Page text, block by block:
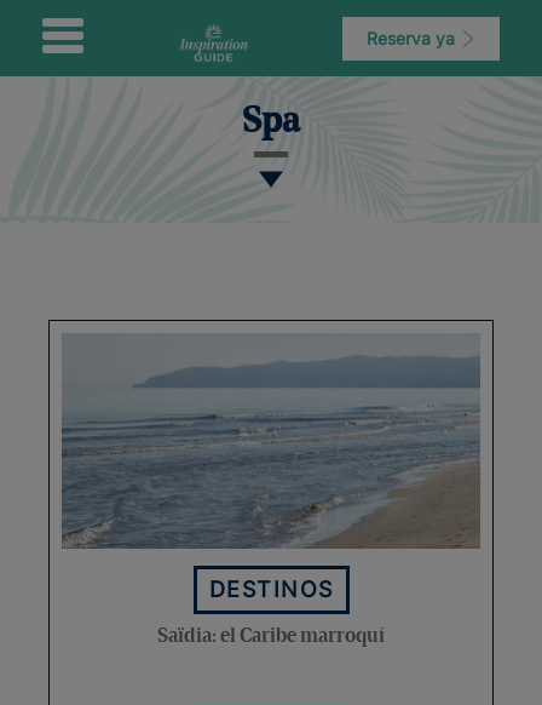
Reserva ya
Spa
DESTINOS
Saïdia: el Caribe marroquí